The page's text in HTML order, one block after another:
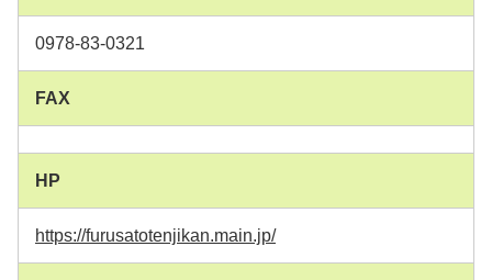
0978-83-0321
FAX
HP
https://furusatotenjikan.main.jp/